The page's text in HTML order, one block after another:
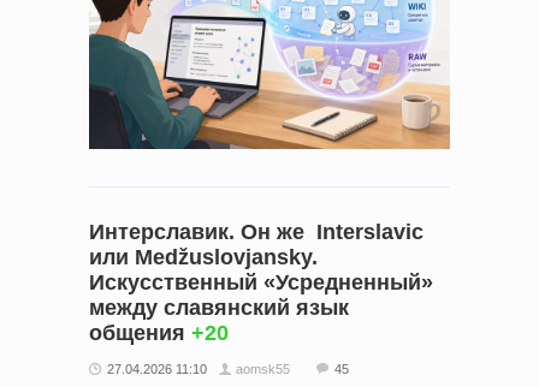
Интерславик. Он же Interslavic
или Medžuslovjansky.
Искусственный «Усредненный»
между славянский язык
общения +20
27.04.2026 11:10 aomsk55 45